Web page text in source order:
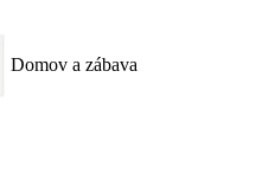
Domov a zábava